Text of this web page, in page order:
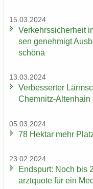
15.03.2024
Ver­kehrs­si­cher­heit
sen ge­neh­migt
schö­na
13.03.2024
Ver­bes­ser­ter
Chemnitz-​Altenhain
05.03.2024
78 Hekt­ar mehr
23.02.2024
End­spurt: Noch bis
arzt­quo­te für ein